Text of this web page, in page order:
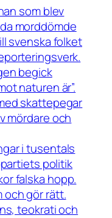
som blev
morddömde
svenska folket
begick
naturen är”.
skattepegar
mördare och
i tusentals
politik
falska hopp.
och gör rätt.
teokrati och